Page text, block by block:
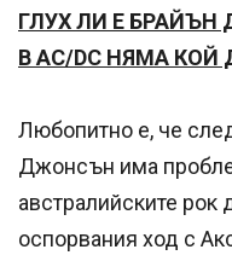
ГЛУХ ЛИ Е
В AC/DC НЯМА КОЙ
Любопитно е, че
Джонсън има
австралийските рок
оспорвания ход с